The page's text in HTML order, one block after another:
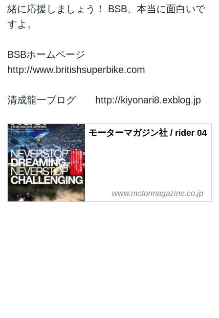
緒に応援しましょう！ BSB、本当に面白いで
すよ。
BSBホームページ
http://www.britishsuperbike.com
清成龍一ブログ http://kiyonari8.exblog.jp
モーターマガジン社 / rider 04
www.motormagazine.co.jp